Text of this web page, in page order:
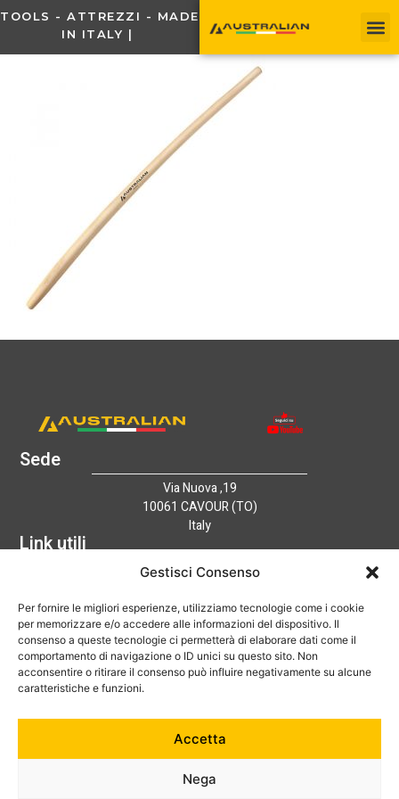
Gestisci Consenso
Per fornire le migliori esperienze, utilizziamo tecnologie come i cookie
per memorizzare e/o accedere alle informazioni del dispositivo. Il
consenso a queste tecnologie ci permetterà di elaborare dati come il
comportamento di navigazione o ID unici su questo sito. Non
acconsentire o ritirare il consenso può influire negativamente su alcune
caratteristiche e funzioni.
Accetta
Nega
TOOLS - ATTREZZI - MADE
IN ITALY |
Sede
Via Nuova ,19
10061 CAVOUR (TO)
Italy
Link utili
Home
Catalogo
Tecnologia
News
Contatti
Hai bisogno di aiuto?
+39 0121 600752
info@australian-srl.com